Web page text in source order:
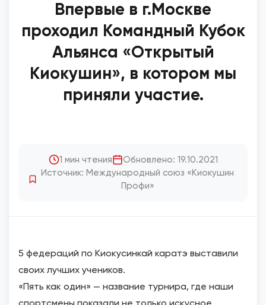
Впервые в г.Москве
проходил Командный Кубок
Альянса «Открытый
Киокушин», в котором мы
приняли участие.
1 мин чтения
Обновлено: 19.10.2021
Источник: Международный союз «Киокушин
Профи»
5 федераций по Киокусинкай каратэ выставили
своих лучших учеников.
«Пять как один» — название турнира, где наши
спортсмены показали не только искусное